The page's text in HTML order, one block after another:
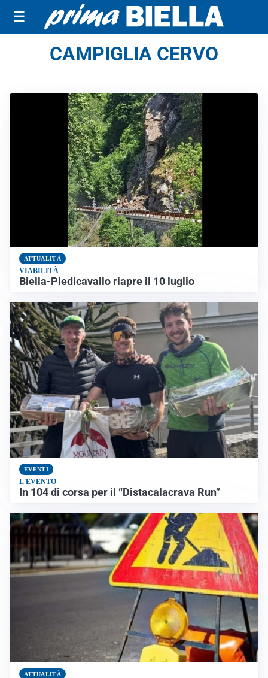
☰
CAMPIGLIA CERVO
ATTUALITÀ
VIABILITÀ
Biella-Piedicavallo riapre il 10 luglio
EVENTI
L'EVENTO
In 104 di corsa per il “Distacalacrava Run”
ATTUALITÀ